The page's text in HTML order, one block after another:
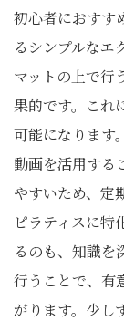
初心者におすす
るシンプルなエ
マットの上で行
果的です。これ
可能になります
動画を活用する
やすいため、定
ピラティスに特
るのも、知識を
行うことで、有
がります。少し